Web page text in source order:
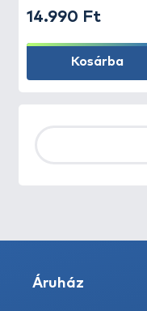
14.990 Ft
Kosárba
Áruház